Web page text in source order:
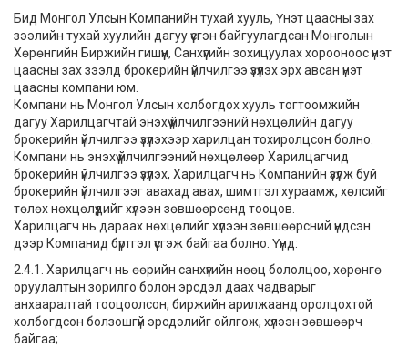
Бид Монгол Улсын Компанийн тухай хууль, Үнэт цаасны зах
зээлийн тухай хуулийн дагуу үүсгэн байгуулагдсан Монголын
Хөрөнгийн Биржийн гишүүн, Санхүүгийн зохицуулах хорооноос үнэт
цаасны зах зээлд брокерийн үйлчилгээ үзүүлэх эрх авсан үнэт
цаасны компани юм.
Компани нь Монгол Улсын холбогдох хууль тогтоомжийн
дагуу Харилцагчтай энэхүү үйлчилгээний нөхцөлийн дагуу
брокерийн үйлчилгээ үзүүлэхээр харилцан тохиролцсон болно.
Компани нь энэхүү үйлчилгээний нөхцөлөөр Харилцагчид
брокерийн үйлчилгээ үзүүлэх, Харилцагч нь Компанийн үзүүлж буй
брокерийн үйлчилгээг авахад авах, шимтгэл хураамж, хөлсийг
төлөх нөхцөлүүдийг хүлээн зөвшөөрсөнд тооцов.
Харилцагч нь дараах нөхцөлийг хүлээн зөвшөөрсний үндсэн
дээр Компанид бүртгэл үүсгэж байгаа болно. Үүнд:
2.4.1. Харилцагч нь өөрийн санхүүгийн нөөц бололцоо, хөрөнгө
оруулалтын зорилго болон эрсдэл даах чадварыг
анхааралтай тооцоолсон, биржийн арилжаанд оролцохтой
холбогдсон болзошгүй эрсдэлийг ойлгож, хүлээн зөвшөөрч
байгаа;